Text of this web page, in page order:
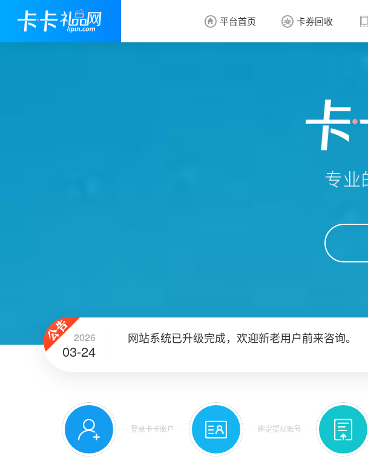
 平台首页  卡券回收 
2026
03-24
网站系统已升级完成，欢迎新老用户前来咨询。
 登录卡卡账户  绑定提现账号 